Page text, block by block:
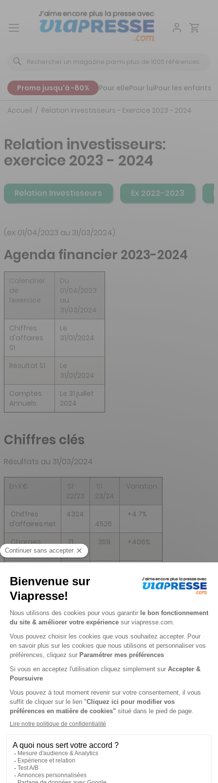
Aller
Promo jusqu'à -80% Pour ellePour luiPour les enfants
Accueil Relation investisseurs - Exercice 2023 - 2024
Relation investisseurs:
exercice 2023 - 2024
Relation Investisseurs Ex 2022-2023
(ex 01/04/2023 au 31/03/2024)
Agenda financier 2023-2024
Calendrier
de
l’exercice
Du
01/04/2023
au
31/03/2024
Chiffres
d'affaires
S1
Le
31/01/2024
Résultat S1
Le
31/01/2024
Comptes
Annuels
Le 31 juillet
2024
Chiffres clés
Résultats au 31/03/2024
En K€
S1
22/23
S1
23/24
Variation
Chiffres
d’affaires net
4324
4526
+4.7%
Charges
d’exploitation
71 359 +406%
d'exploitation
Résultat net 123
Résultats au 30/09/2023
En K€
S1
22/23
S1
23/24
Variation
d’affaires net
Charges
d’exploitation
2050 1856 -9.2%
Résultat
d'exploitation
-216
Résultat net